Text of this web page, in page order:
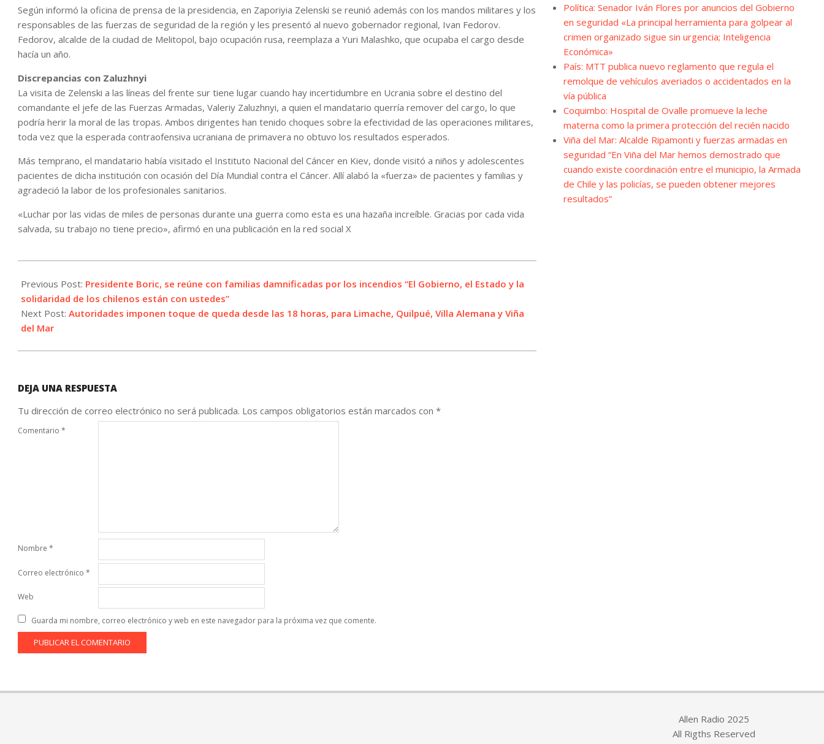
Según informó la oficina de prensa de la presidencia, en Zaporiyia Zelenski se reunió además con los mandos militares y los
responsables de las fuerzas de seguridad de la región y les presentó al nuevo gobernador regional, Ivan Fedorov.
Fedorov, alcalde de la ciudad de Melitopol, bajo ocupación rusa, reemplaza a Yuri Malashko, que ocupaba el cargo desde
hacía un año.
Discrepancias con Zaluzhnyi
La visita de Zelenski a las líneas del frente sur tiene lugar cuando hay incertidumbre en Ucrania sobre el destino del
comandante el jefe de las Fuerzas Armadas, Valeriy Zaluzhnyi, a quien el mandatario querría remover del cargo, lo que
podría herir la moral de las tropas. Ambos dirigentes han tenido choques sobre la efectividad de las operaciones militares,
toda vez que la esperada contraofensiva ucraniana de primavera no obtuvo los resultados esperados.
Más temprano, el mandatario había visitado el Instituto Nacional del Cáncer en Kiev, donde visitó a niños y adolescentes
pacientes de dicha institución con ocasión del Día Mundial contra el Cáncer. Allí alabó la «fuerza» de pacientes y familias y
agradeció la labor de los profesionales sanitarios.
«Luchar por las vidas de miles de personas durante una guerra como esta es una hazaña increíble. Gracias por cada vida
salvada, su trabajo no tiene precio», afirmó en una publicación en la red social X
02-
04
Previous Post: Presidente Boric, se reúne con familias damnificadas por los incendios “El Gobierno, el Estado y la
solidaridad de los chilenos están con ustedes”
Next Post: Autoridades imponen toque de queda desde las 18 horas, para Limache, Quilpué, Villa Alemana y Viña
del Mar
DEJA UNA RESPUESTA
Tu dirección de correo electrónico no será publicada. Los campos obligatorios están marcados con *
Comentario *
Nombre *
Correo electrónico *
Web
Guarda mi nombre, correo electrónico y web en este navegador para la próxima vez que comente.
Política: Senador Iván Flores por anuncios del Gobierno
en seguridad «La principal herramienta para golpear al
crimen organizado sigue sin urgencia; Inteligencia
Económica»
País: MTT publica nuevo reglamento que regula el
remolque de vehículos averiados o accidentados en la
vía pública
Coquimbo: Hospital de Ovalle promueve la leche
materna como la primera protección del recién nacido
Viña del Mar: Alcalde Ripamonti y fuerzas armadas en
seguridad “En Viña del Mar hemos demostrado que
cuando existe coordinación entre el municipio, la Armada
de Chile y las policías, se pueden obtener mejores
resultados”
Allen Radio 2025
All Rigths Reserved